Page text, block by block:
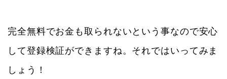
完全無料でお金も取られないという事なので安心
して登録検証ができますね。それではいってみま
しょう！